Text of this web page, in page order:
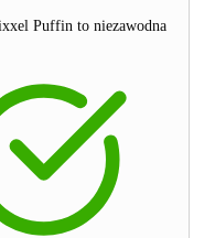
Puffin to niezawodna